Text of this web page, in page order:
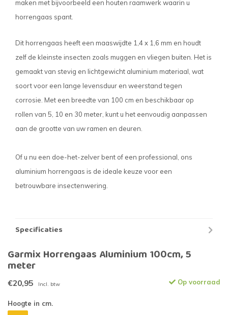
maken met bijvoorbeeld een houten raamwerk waarin u
horrengaas spant.
Dit horrengaas heeft een maaswijdte 1,4 x 1,6 mm en houdt
zelf de kleinste insecten zoals muggen en vliegen buiten. Het is
gemaakt van stevig en lichtgewicht aluminium materiaal, wat
soort voor een lange levensduur en weerstand tegen
corrosie. Met een breedte van 100 cm en beschikbaar op
rollen van 5, 10 en 30 meter, kunt u het eenvoudig aanpassen
aan de grootte van uw ramen en deuren.
Of u nu een doe-het-zelver bent of een professional, ons
aluminium horrengaas is de ideale keuze voor een
betrouwbare insectenwering.
Specificaties
Garmix Horrengaas Aluminium 100cm, 5
meter
€20,95 Incl. btw Op voorraad
Hoogte in cm.